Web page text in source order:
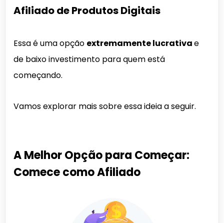
Afiliado de Produtos Digitais
Essa é uma opção extremamente lucrativae
de baixo investimento para quem está
começando.
Vamos explorar mais sobre essa ideia a seguir.
A Melhor Opção para Começar:
Comece como Afiliado